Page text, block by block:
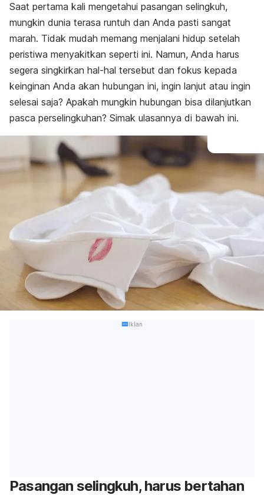
Saat pertama kali mengetahui pasangan selingkuh,
mungkin dunia terasa runtuh dan Anda pasti sangat
marah. Tidak mudah memang menjalani hidup setelah
peristiwa menyakitkan seperti ini. Namun, Anda harus
segera singkirkan hal-hal tersebut dan fokus kepada
keinginan Anda akan hubungan ini, ingin lanjut atau ingin
selesai saja? Apakah mungkin hubungan bisa dilanjutkan
pasca perselingkuhan? Simak ulasannya di bawah ini.
Iklan
Pasangan selingkuh, harus bertahan